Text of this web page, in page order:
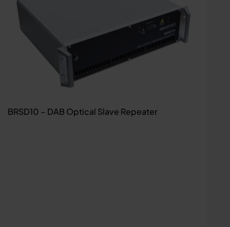
BRSD10 – DAB Optical Slave Repeater